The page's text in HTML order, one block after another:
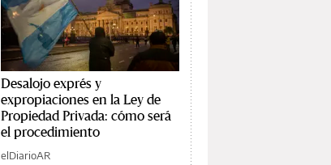
Desalojo exprés y
expropiaciones en la Ley de
Propiedad Privada: cómo será
el procedimiento
elDiarioAR